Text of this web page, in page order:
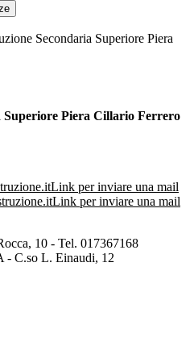
Secondaria Superiore Piera
Piera Cillario Ferrero
Link per inviare una mail
Link per inviare una mail
10 - Tel. 017367168
C.so L. Einaudi, 12